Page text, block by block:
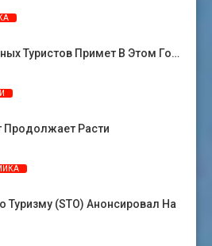
Туристов Примет В Этом Го…
Продолжает Расти
Туризму (STO) Анонсировал На